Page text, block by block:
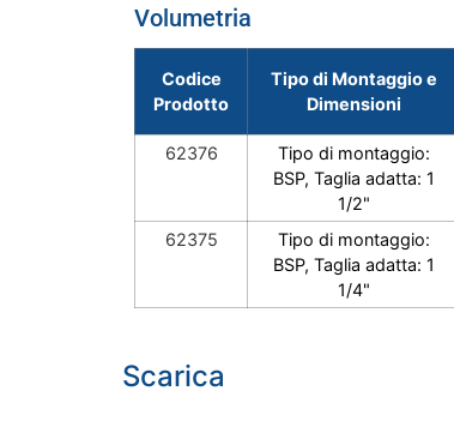
Volumetria
Codice
Prodotto
Tipo di Montaggio e
Dimensioni
62376
Tipo di montaggio:
BSP, Taglia adatta: 1
1/2"
62375
Tipo di montaggio:
BSP, Taglia adatta: 1
1/4"
Scarica